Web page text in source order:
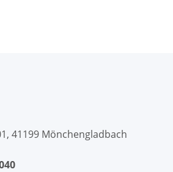
41199 Mönchengladbach